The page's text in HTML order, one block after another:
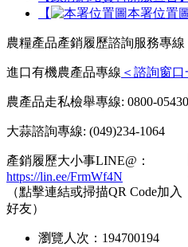
【
本署位置圖
農糧產品產銷履歷諮詢服務專線
進口有機農產品專線 ＜諮詢窗口
農產品走私檢舉專線: 0800-
大蒜諮詢專線: (049)234-1064
產銷履歷大小事LINE@：
https://lin.ee/FrmWf4N
（點擊連結或掃描QR Code加入
好友）
瀏覽人次： 194700194